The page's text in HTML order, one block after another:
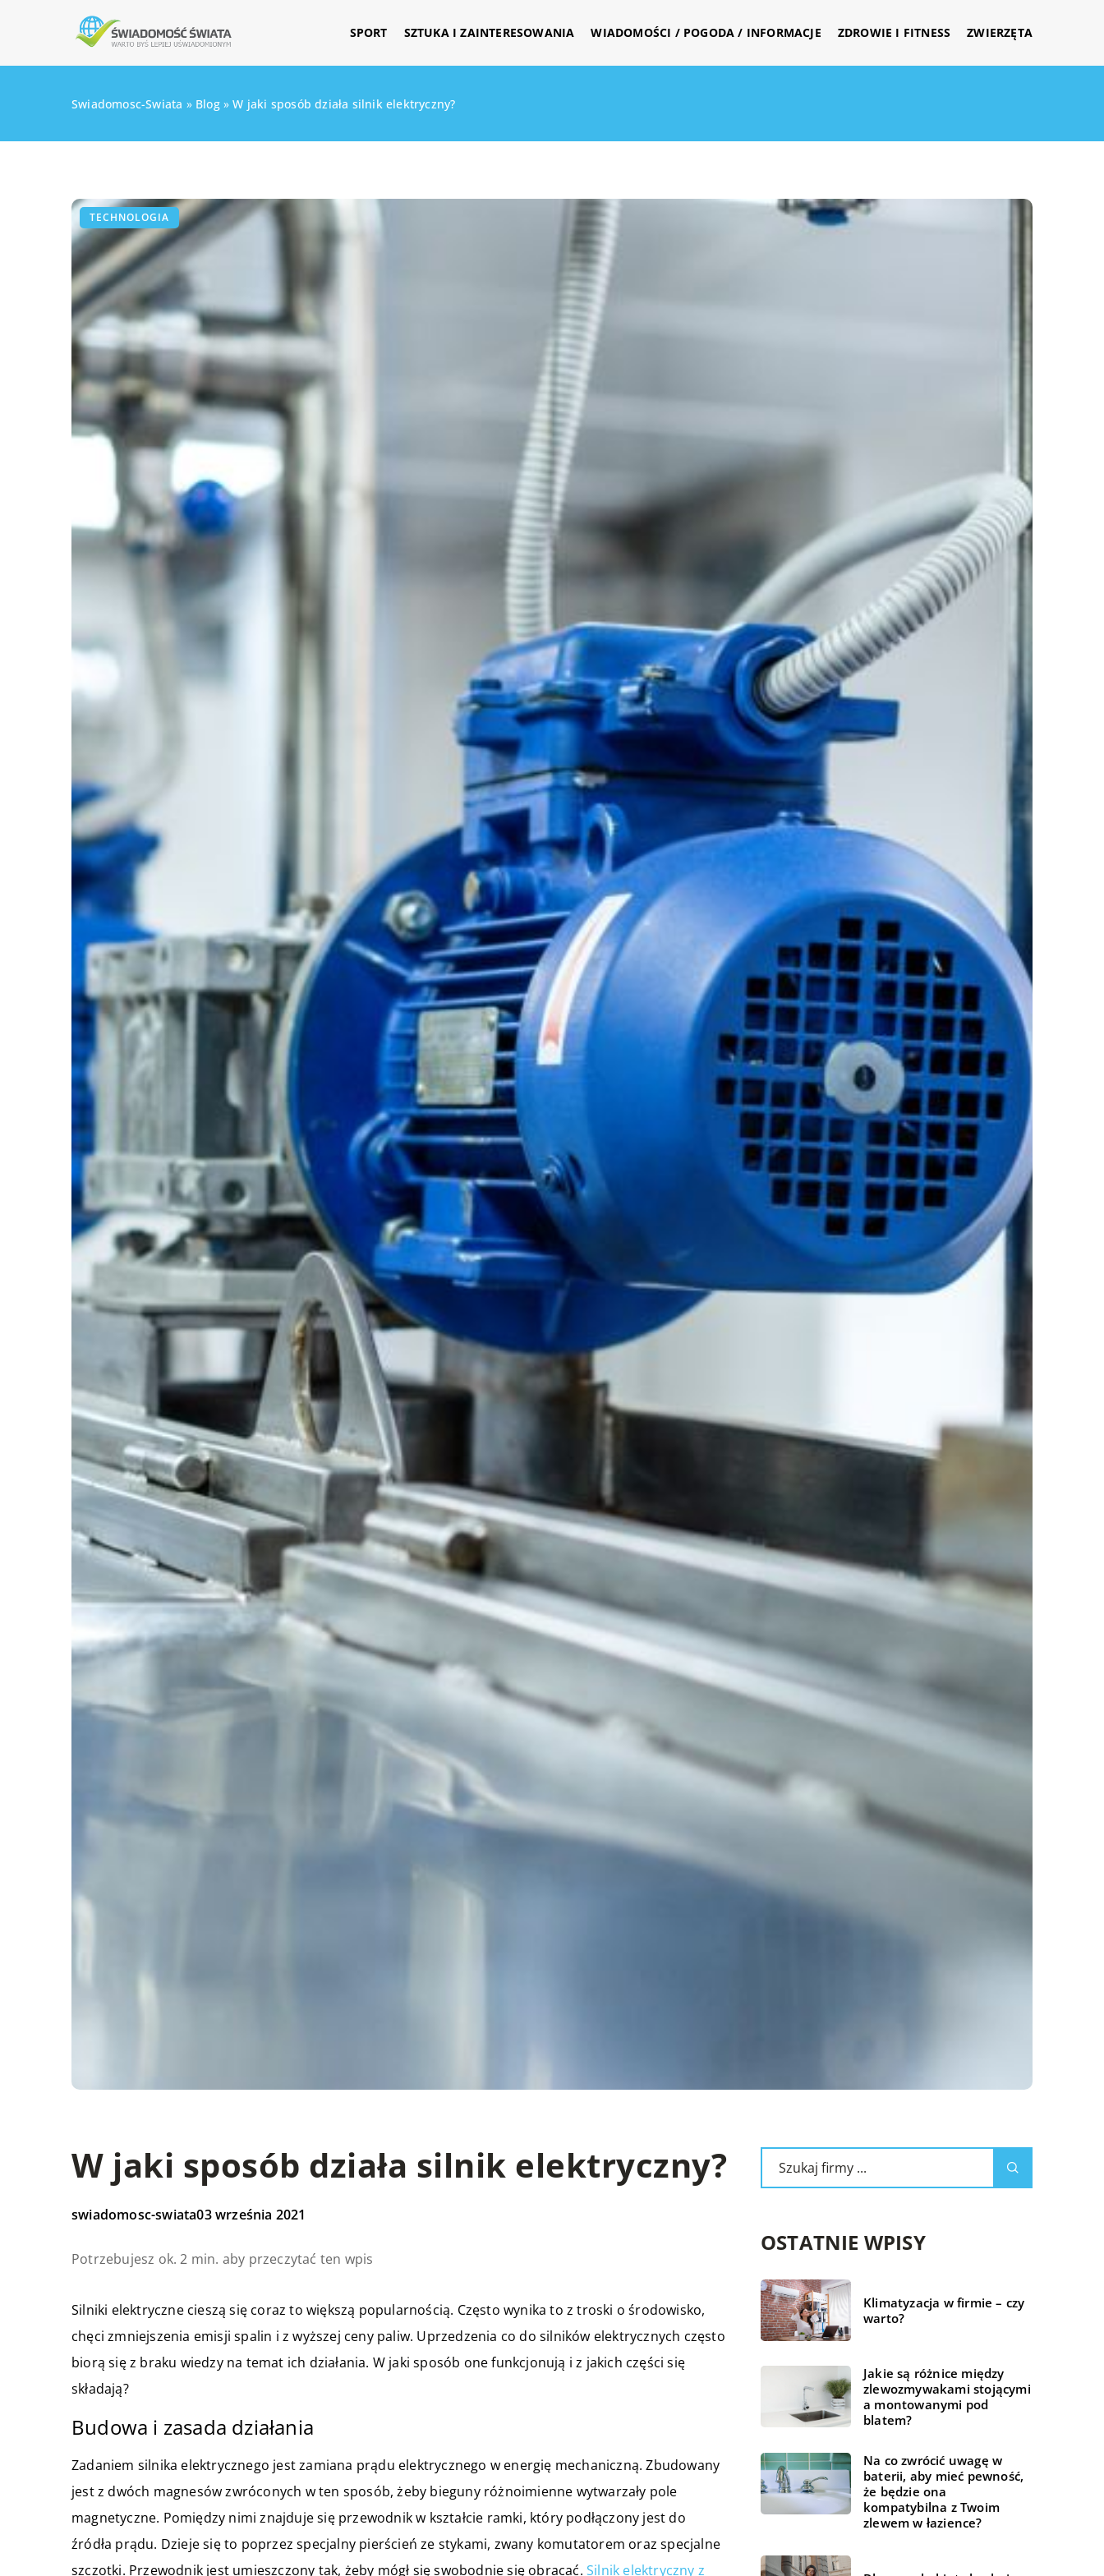
SPORT SZTUKA I ZAINTERESOWANIA WIADOMOŚCI / POGODA / INFORMACJE ZDROWIE I FITNESS ZWIERZĘTA
Swiadomosc-Swiata » Blog»W jaki sposób działa silnik elektryczny?
TECHNOLOGIA
W jaki sposób działa silnik elektryczny?
swiadomosc-swiata03 września 2021
Potrzebujesz ok. 2 min. aby przeczytać ten wpis
Silniki elektryczne cieszą się coraz to większą popularnością. Często wynika to z troski o środowisko,
chęci zmniejszenia emisji spalin i z wyższej ceny paliw. Uprzedzenia co do silników elektrycznych często
biorą się z braku wiedzy na temat ich działania. W jaki sposób one funkcjonują i z jakich części się
składają?
Budowa i zasada działania
Zadaniem silnika elektrycznego jest zamiana prądu elektrycznego w energię mechaniczną. Zbudowany
jest z dwóch magnesów zwróconych w ten sposób, żeby bieguny różnoimienne wytwarzały pole
magnetyczne. Pomiędzy nimi znajduje się przewodnik w kształcie ramki, który podłączony jest do
źródła prądu. Dzieje się to poprzez specjalny pierścień ze stykami, zwany komutatorem oraz specjalne
szczotki. Przewodnik jest umieszczony tak, żeby mógł się swobodnie się obracać.Silnik elektryczny z
OSTATNIE WPISY
Klimatyzacja w firmie – czy
warto?
Jakie są różnice między
zlewozmywakami stojącymi
a montowanymi pod
blatem?
Na co zwrócić uwagę w
baterii, aby mieć pewność,
że będzie ona
kompatybilna z Twoim
zlewem w łazience?